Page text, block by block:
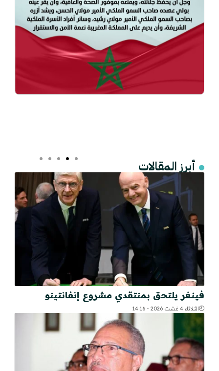
أبرز المقالات
فينغر يلتحق بمنتقدي مشروع إنفانتينو
الثلاثاء 4 غشت 2026 - 14:16